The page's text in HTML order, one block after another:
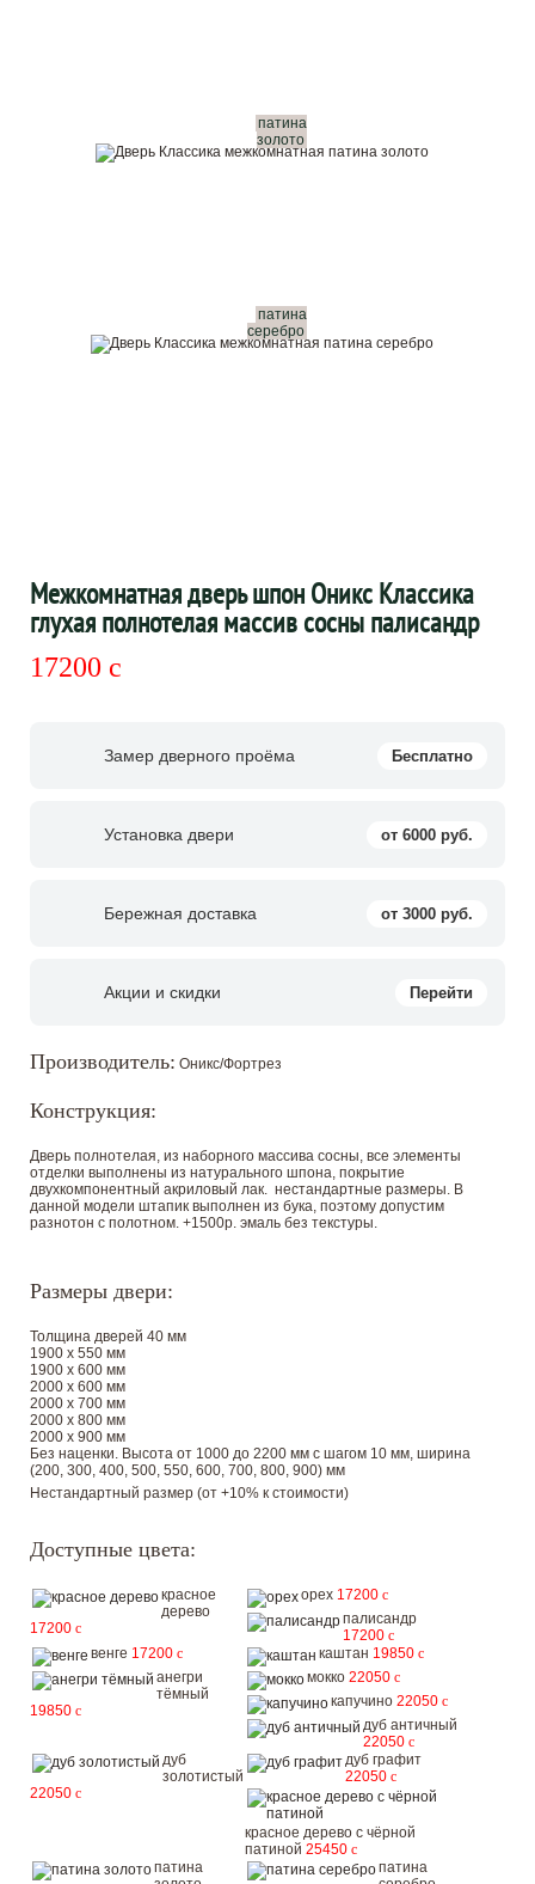
патина
золото
патина
серебро
Межкомнатная дверь шпон Оникс Классика
глухая полнотелая массив сосны палисандр
17200 c
Замер дверного проёма Бесплатно
Установка двери от 6000 руб.
Бережная доставка от 3000 руб.
Акции и скидки Перейти
Производитель: Оникс/Фортрез
Конструкция:
Дверь полнотелая, из наборного массива сосны, все элементы
отделки выполнены из натурального шпона, покрытие
двухкомпонентный акриловый лак. нестандартные размеры. В
данной модели штапик выполнен из бука, поэтому допустим
разнотон с полотном. +1500р. эмаль без текстуры.
Размеры двери:
Толщина дверей 40 мм
1900 х 550 мм
1900 х 600 мм
2000 х 600 мм
2000 х 700 мм
2000 х 800 мм
2000 х 900 мм
Без наценки. Высота от 1000 до 2200 мм с шагом 10 мм, ширина
(200, 300, 400, 500, 550, 600, 700, 800, 900) мм
Нестандартный размер (от +10% к стоимости)
Доступные цвета:
красное
дерево
17200 c
орех 17200 c
палисандр
17200 c
венге 17200 c каштан 19850 c
анегри
тёмный
19850 c
мокко 22050 c
капучино 22050 c
дуб античный
22050 c
дуб
золотистый
22050 c
дуб графит
22050 c
красное дерево с чёрной
патиной 25450 c
патина
патина